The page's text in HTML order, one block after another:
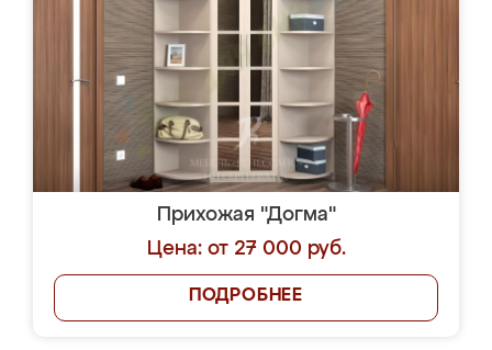
Прихожая "Догма"
Цена: от 27 000 руб.
ПОДРОБНЕЕ